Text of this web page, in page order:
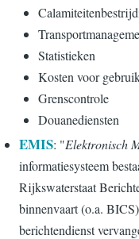
Statistieken
Kosten voor
Grenscontrole
Douanediensten
EMIS: "Elektronisch
informatiesysteem
Rijkswaterstaat
binnenvaart (o.a.
berichtendienst